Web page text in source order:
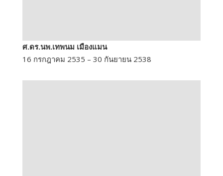
ศ.ดร.นพ.เทพนม เมืองแมน
16 กรกฎาคม 2535 – 30 กันยายน 2538